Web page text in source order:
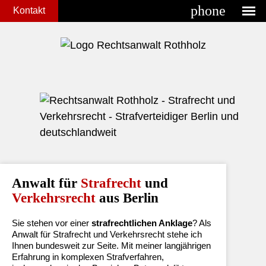
Kontakt phone
Anwalt für Strafrecht und
Verkehrsrecht aus Berlin
Sie stehen vor einer strafrechtlichen Anklage? Als
Anwalt für Strafrecht und Verkehrsrecht stehe ich
Ihnen bundesweit zur Seite. Mit meiner langjährigen
Erfahrung in komplexen Strafverfahren,